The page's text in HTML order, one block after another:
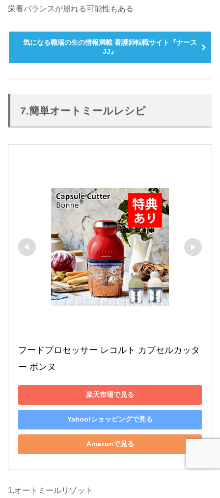
栄養バランスが崩れる可能性もある
気になる職場の生の情報満載 看護師転職サイト『ナース
JJ』
7.簡単オートミールレシピ
フードプロセッサー レコルト カプセルカッタ
ー ボンヌ
楽天市場で見る
Yahoo!ショッピングで見る
Amazonで見る
1.オートミールリゾット